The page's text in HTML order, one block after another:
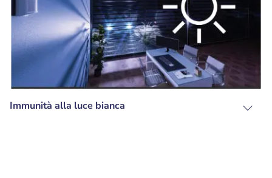
Immunità alla luce bianca